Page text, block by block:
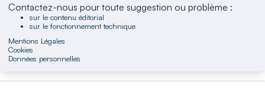
Contactez-nous pour toute suggestion ou problème :
sur le contenu éditorial
sur le fonctionnement technique
Mentions Légales
Cookies
Données personnelles